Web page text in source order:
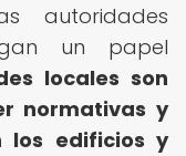
autoridades
un papel
locales son
normativas y
los edificios y